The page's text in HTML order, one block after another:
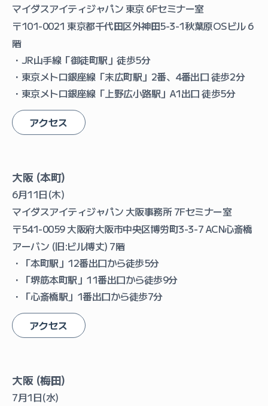
マイダスアイティジャパン 東京 6Fセミナー室
〒101-0021 東京都千代田区外神田5-3-1秋葉原OSビル 6
階
・JR山手線「御徒町駅」徒歩5分
・東京メトロ銀座線「末広町駅」2番、4番出口 徒歩2分
・東京メトロ銀座線「上野広小路駅」A1出口 徒歩5分
アクセス
大阪 (本町)
6月11日(木)
マイダスアイティジャパン 大阪事務所 7Fセミナー室
〒541-0059 大阪府大阪市中央区博労町3-3-7 ACN心斎橋
アーバン (旧:ビル博丈) 7階
・「本町駅」12番出口から徒歩5分
・「堺筋本町駅」11番出口から徒歩9分
・「心斎橋駅」1番出口から徒歩7分
アクセス
大阪 (梅田)
7月1日(水)